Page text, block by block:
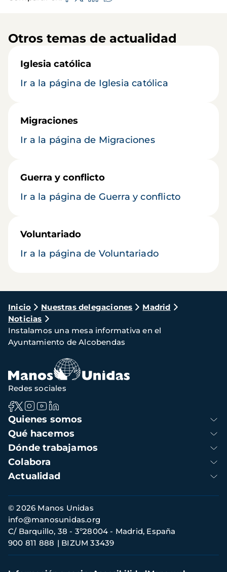
Otros temas de actualidad
Iglesia católica
Ir a la página de Iglesia católica
Migraciones
Ir a la página de Migraciones
Guerra y conflicto
Ir a la página de Guerra y conflicto
Voluntariado
Ir a la página de Voluntariado
Ruta
de
navegación
Inicio Nuestras delegaciones
Madrid
Noticias
Instalamos una mesa informativa en el
Ayuntamiento de Alcobendas
Navegación
principal
Quienes somos
Qué hacemos
Dónde trabajamos
Colabora
Actualidad
Redes sociales
Información
de
contacto
© 2026 Manos Unidas
C/ Barquillo, 38 - 3º28004 - Madrid, España
900 811 888
BIZUM 33439
info@manosunidas.org